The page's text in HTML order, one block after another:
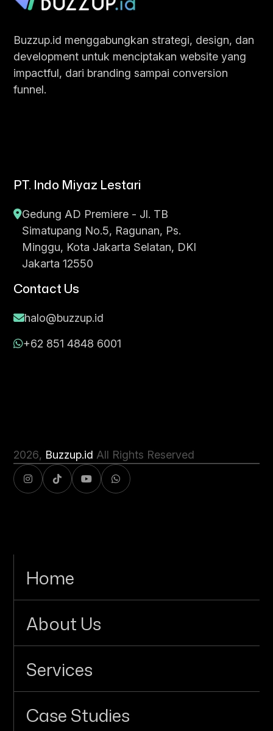
Buzzup.id menggabungkan strategi, design, dan
development untuk menciptakan website yang
impactful, dari branding sampai conversion
funnel.
PT. Indo Miyaz Lestari
Gedung AD Premiere - Jl. TB
Simatupang No.5, Ragunan, Ps.
Minggu, Kota Jakarta Selatan, DKI
Jakarta 12550
Contact Us
halo@buzzup.id
+62 851 4848 6001
2026, Buzzup.id All Rights Reserved